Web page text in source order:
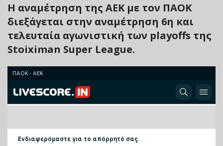
Η αναμέτρηση της ΑΕΚ με τον ΠΑΟΚ
διεξάγεται στην αναμέτρηση 6η και
τελευταία αγωνιστική των playoffs της
Stoiximan Super League.